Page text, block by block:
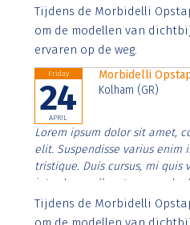
Aenean faucibus nibh et justo
imperdiet. Nunc ut sem vitae
Tijdens de Morbidelli
om de modellen van
ervaren op de weg.
Friday
24
APRIL
Morbidelli
Kolham (GR)
Lorem ipsum dolor sit amet,
elit. Suspendisse varius enim
tristique. Duis cursus, mi quis
interdum nulla, ut commodo
Aenean faucibus nibh et justo
imperdiet. Nunc ut sem vitae
Tijdens de Morbidelli